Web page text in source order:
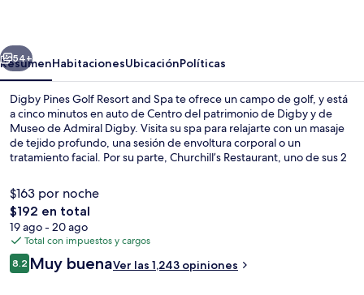
and
Spa
Siguiente
54+
ResumenHabitacionesUbicaciónPolíticas
Digby Pines Golf Resort and Spa te ofrece un campo de golf, y está
a cinco minutos en auto de Centro del patrimonio de Digby y de
Museo de Admiral Digby. Visita su spa para relajarte con un masaje
de tejido profundo, una sesión de envoltura corporal o un
tratamiento facial. Por su parte, Churchill’s Restaurant, uno de sus 2
desayuno y la cena. Este resort de interés histórico también tiene su
bar o lounge, su sala de fitness y su sauna. Otros visitantes hablan
muy bien de las amenidades y características como la alberca y el
personal amable.
$163 por noche
El
precio
total
es
de
$192 en total
19 ago - 20 ago
Total con impuestos y cargos
Opiniones
8.28.2 de 10,
Muy buenaVer las 1,243 opiniones